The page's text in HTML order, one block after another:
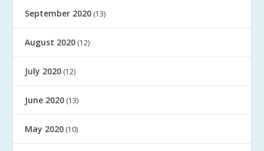
September 2020 (13)
August 2020 (12)
July 2020 (12)
June 2020 (13)
May 2020 (10)